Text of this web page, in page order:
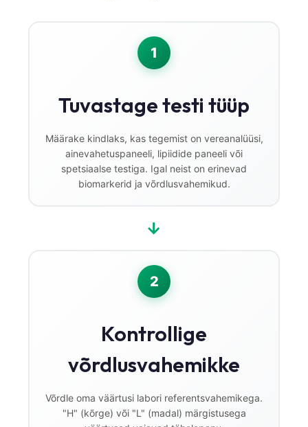
1
Tuvastage testi tüüp
Määrake kindlaks, kas tegemist on vereanalüüsi,
ainevahetuspaneeli, lipiidide paneeli või
spetsiaalse testiga. Igal neist on erinevad
biomarkerid ja võrdlusvahemikud.
→
2
Kontrollige
võrdlusvahemikke
Võrdle oma väärtusi labori referentsvahemikega.
"H" (kõrge) või "L" (madal) märgistusega